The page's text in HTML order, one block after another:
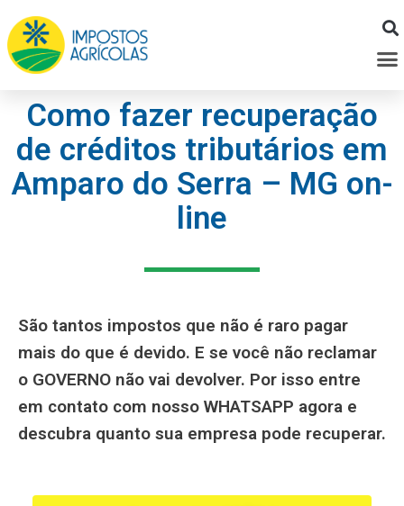
para
Como fazer recuperação
de créditos tributários em
Amparo do Serra – MG on-
line
São tantos impostos que não é raro pagar
mais do que é devido. E se você não reclamar
o GOVERNO não vai devolver. Por isso entre
em contato com nosso WHATSAPP agora e
descubra quanto sua empresa pode recuperar.